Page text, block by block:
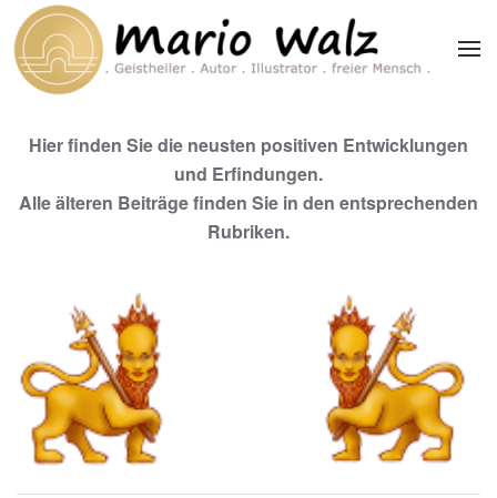
Zum Hauptinhalt springen
Hier finden Sie die neusten positiven Entwicklungen
und Erfindungen.
Alle älteren Beiträge finden Sie in den entsprechenden
Rubriken.